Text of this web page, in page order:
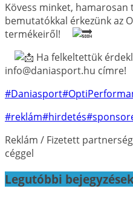
Kövess minket, hamarosan
bemutatókkal érkezünk az
termékeiről!
Ha felkeltettük
info@daniasport.hu címre!
#Daniasport
#reklám#hirdetés
Reklám / Fizetett
céggel
Legutóbbi